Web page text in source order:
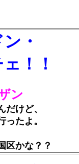
・
！！
ン
けど、
たよ。
かな？？